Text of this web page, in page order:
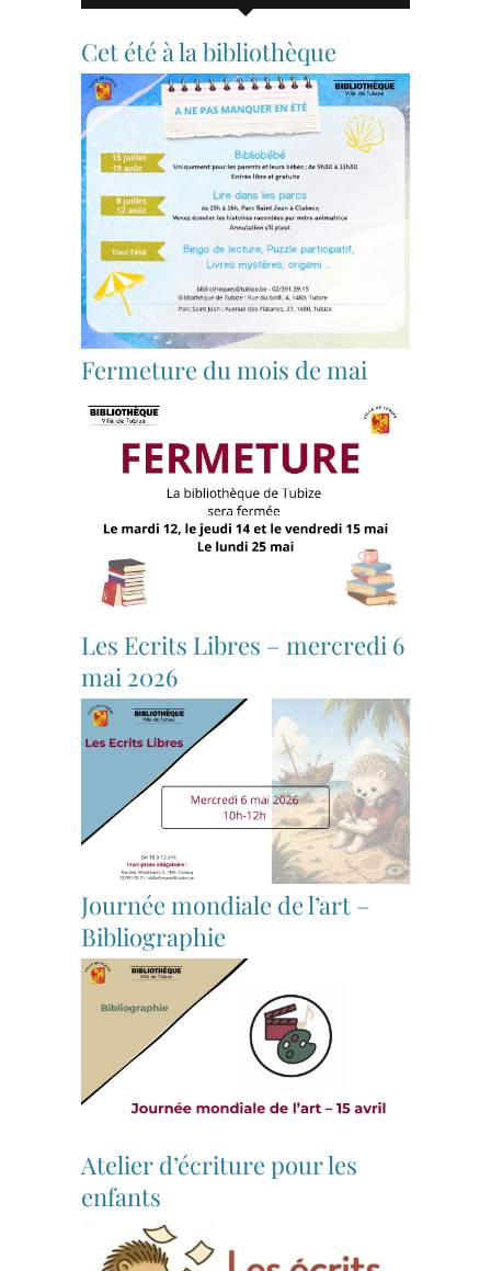
Cet été à la bibliothèque
Fermeture du mois de mai
Les Ecrits Libres – mercredi 6
mai 2026
Journée mondiale de l’art –
Bibliographie
Atelier d’écriture pour les
enfants